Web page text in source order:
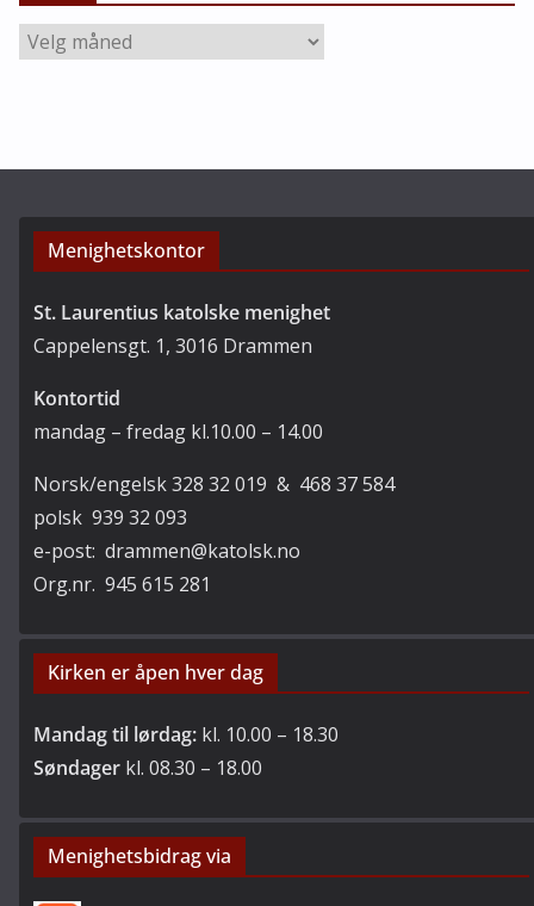
g
r
A
Menighetskontor
St. Laurentius katolske menighet
Cappelensgt. 1, 3016 Drammen
Kontortid
mandag – fredag kl.10.00 – 14.00
Norsk/engelsk 328 32 019 & 468 37 584
polsk 939 32 093
e-post: drammen@katolsk.no
Org.nr. 945 615 281
Kirken er åpen hver dag
Mandag til lørdag: kl. 10.00 – 18.30
Søndager kl. 08.30 – 18.00
Menighetsbidrag via